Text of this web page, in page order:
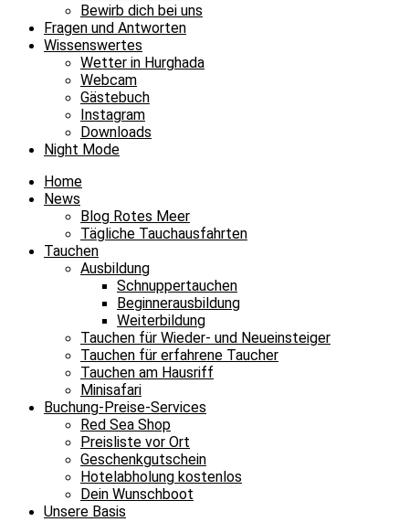
Bewirb dich bei uns
Fragen und Antworten
Wissenswertes
Wetter in Hurghada
Webcam
Gästebuch
Instagram
Downloads
Night Mode
Home
News
Blog Rotes Meer
Tägliche Tauchausfahrten
Tauchen
Ausbildung
Schnuppertauchen
Beginnerausbildung
Weiterbildung
Tauchen für Wieder- und Neueinsteiger
Tauchen für erfahrene Taucher
Tauchen am Hausriff
Minisafari
Buchung-Preise-Services
Red Sea Shop
Preisliste vor Ort
Geschenkgutschein
Hotelabholung kostenlos
Dein Wunschboot
Unsere Basis